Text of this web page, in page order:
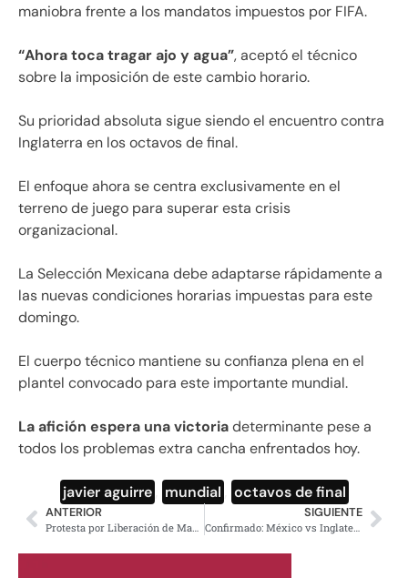
maniobra frente a los mandatos impuestos por FIFA.
“Ahora toca tragar ajo y agua”, aceptó el técnico
sobre la imposición de este cambio horario.
Su prioridad absoluta sigue siendo el encuentro contra
Inglaterra en los octavos de final.
El enfoque ahora se centra exclusivamente en el
terreno de juego para superar esta crisis
organizacional.
La Selección Mexicana debe adaptarse rápidamente a
las nuevas condiciones horarias impuestas para este
domingo.
El cuerpo técnico mantiene su confianza plena en el
plantel convocado para este importante mundial.
La afición espera una victoriadeterminante pese a
todos los problemas extra cancha enfrentados hoy.
javier aguirre mundial octavos de final
ANTERIOR SIGUIENTE
Confirmado: México vs Inglaterra Jugarán a las 18:00 Horas